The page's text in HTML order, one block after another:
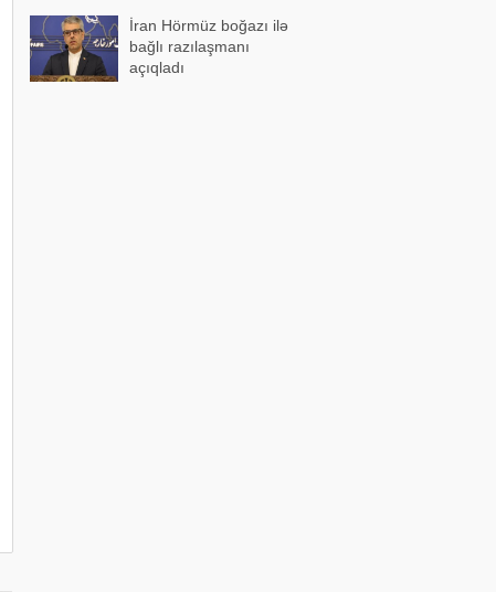
İran Hörmüz boğazı ilə
bağlı razılaşmanı
açıqladı